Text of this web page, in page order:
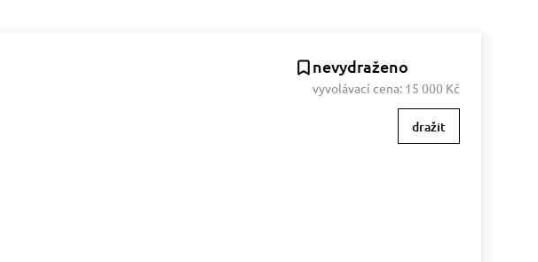
nevydraženo
vyvolávací cena: 15 000 Kč
dražit